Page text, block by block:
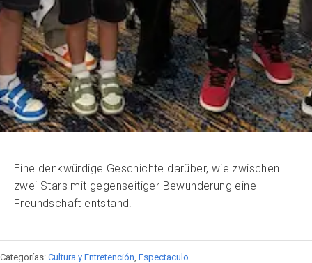
Eine denkwürdige Geschichte darüber, wie zwischen
zwei Stars mit gegenseitiger Bewunderung eine
Freundschaft entstand.
Categorías: Cultura y Entretención Espectaculo